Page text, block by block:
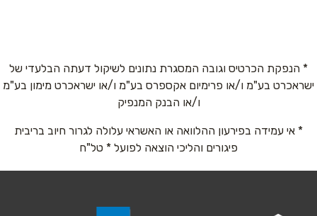
טלפון*
אימייל*
* הנפקת הכרטיס וגובה המסגרת נתונים לשיקול דעתה הבלעדי של
ישראכרט בע"מ ו/או פרימיום אקספרס בע"מ ו/או ישראכרט מימון בע"מ
ו/או הבנק המנפיק
* אי עמידה בפירעון ההלוואה או האשראי עלולה לגרור חיוב בריבית
פיגורים והליכי הוצאה לפועל * טל"ח